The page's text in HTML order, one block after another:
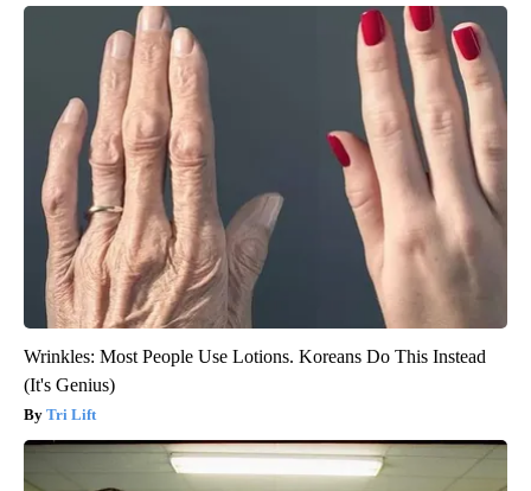
Wrinkles: Most People Use Lotions. Koreans Do This Instead
(It's Genius)
Tri Lift